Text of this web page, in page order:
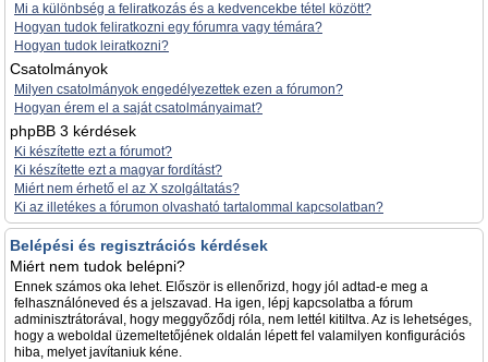
Mi a különbség a feliratkozás és a kedvencekbe tétel között?
Hogyan tudok feliratkozni egy fórumra vagy témára?
Hogyan tudok leiratkozni?
Csatolmányok
Milyen csatolmányok engedélyezettek ezen a fórumon?
Hogyan érem el a saját csatolmányaimat?
phpBB 3 kérdések
Ki készítette ezt a fórumot?
Ki készítette ezt a magyar fordítást?
Miért nem érhető el az X szolgáltatás?
Ki az illetékes a fórumon olvasható tartalommal kapcsolatban?
Belépési és regisztrációs kérdések
Miért nem tudok belépni?
Ennek számos oka lehet. Először is ellenőrizd, hogy jól adtad-e meg a
felhasználóneved és a jelszavad. Ha igen, lépj kapcsolatba a fórum
adminisztrátorával, hogy meggyőződj róla, nem lettél kitiltva. Az is lehetséges,
hogy a weboldal üzemeltetőjének oldalán lépett fel valamilyen konfigurációs
hiba, melyet javítaniuk kéne.